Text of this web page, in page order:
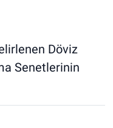
Döviz
Senetlerinin